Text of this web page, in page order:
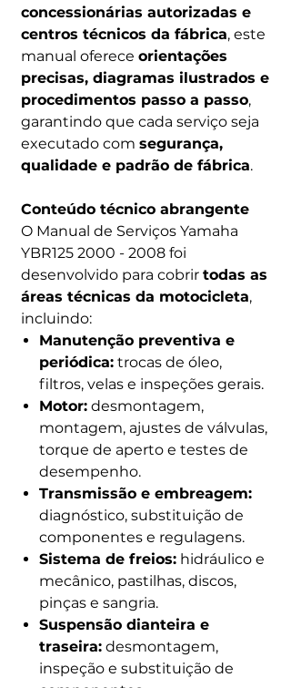
concessionárias autorizadas e
centros técnicos da fábrica, este
manual oferece orientações
precisas, diagramas ilustrados e
procedimentos passo a passo,
garantindo que cada serviço seja
executado com segurança,
qualidade e padrão de fábrica.
Conteúdo técnico abrangente
O Manual de Serviços Yamaha
YBR125 2000 - 2008 foi
desenvolvido para cobrir todas as
áreas técnicas da motocicleta,
incluindo:
Manutenção preventiva e
periódica: trocas de óleo,
filtros, velas e inspeções gerais.
Motor: desmontagem,
montagem, ajustes de válvulas,
torque de aperto e testes de
desempenho.
Transmissão e embreagem:
diagnóstico, substituição de
componentes e regulagens.
Sistema de freios: hidráulico e
mecânico, pastilhas, discos,
pinças e sangria.
Suspensão dianteira e
traseira: desmontagem,
inspeção e substituição de